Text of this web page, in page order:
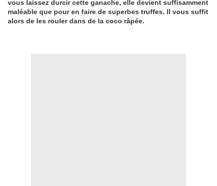
vous laissez durcir cette ganache, elle devient suffisamment
maléable que pour en faire de superbes truffes. Il vous suffit
alors de les rouler dans de la coco râpée.